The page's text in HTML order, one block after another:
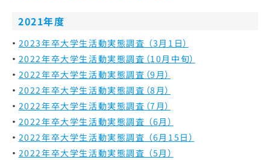
2021年度
2023年卒大学生活動実態調査 （3月1日）
2022年卒大学生活動実態調査（10月中旬）
2022年卒大学生活動実態調査（9月）
2022年卒大学生活動実態調査（8月）
2022年卒大学生活動実態調査（7月）
2022年卒大学生活動実態調査 （6月）
2022年卒大学生活動実態調査 （6月15日）
2022年卒大学生活動実態調査 （5月）